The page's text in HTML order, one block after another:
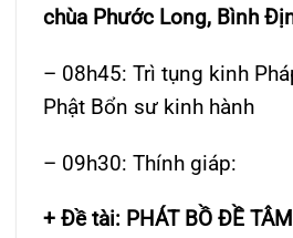
chùa Phước Long, Bình
– 08h45: Trì tụng kinh
Phật Bổn sư kinh hành
– 09h30: Thính giáp:
+ Đề tài: PHÁT BỒ ĐỀ TÂM